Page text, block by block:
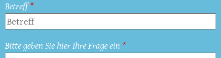
Betreff
Bitte geben Sie hier Ihre Frage ein